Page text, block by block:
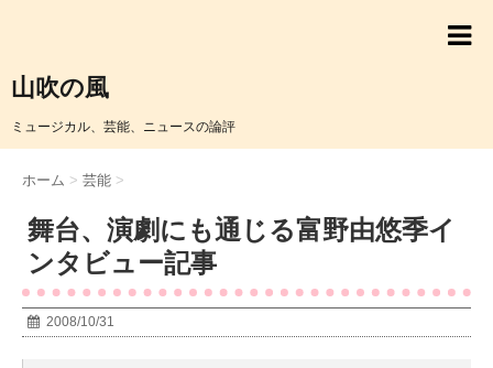
山吹の風
ミュージカル、芸能、ニュースの論評
ホーム > 芸能 >
舞台、演劇にも通じる富野由悠季イ
ンタビュー記事
2008/10/31